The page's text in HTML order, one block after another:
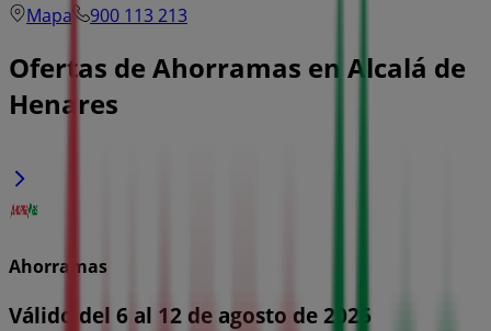
Mapa
900 113 213
Ofertas de Ahorramas en Alcalá de
Henares
Ahorramas
Válido del 6 al 12 de agosto de 2026